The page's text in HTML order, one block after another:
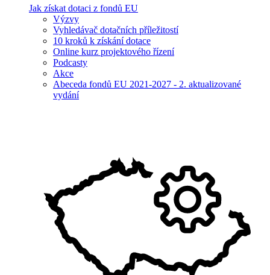
Jak získat dotaci z fondů EU
Výzvy
Vyhledávač dotačních příležitostí
10 kroků k získání dotace
Online kurz projektového řízení
Podcasty
Akce
Abeceda fondů EU 2021-2027 - 2. aktualizované
vydání